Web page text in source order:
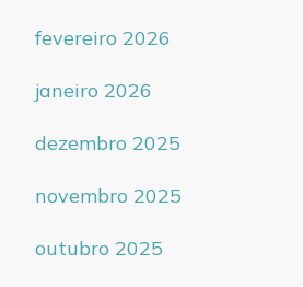
fevereiro 2026
janeiro 2026
dezembro 2025
novembro 2025
outubro 2025